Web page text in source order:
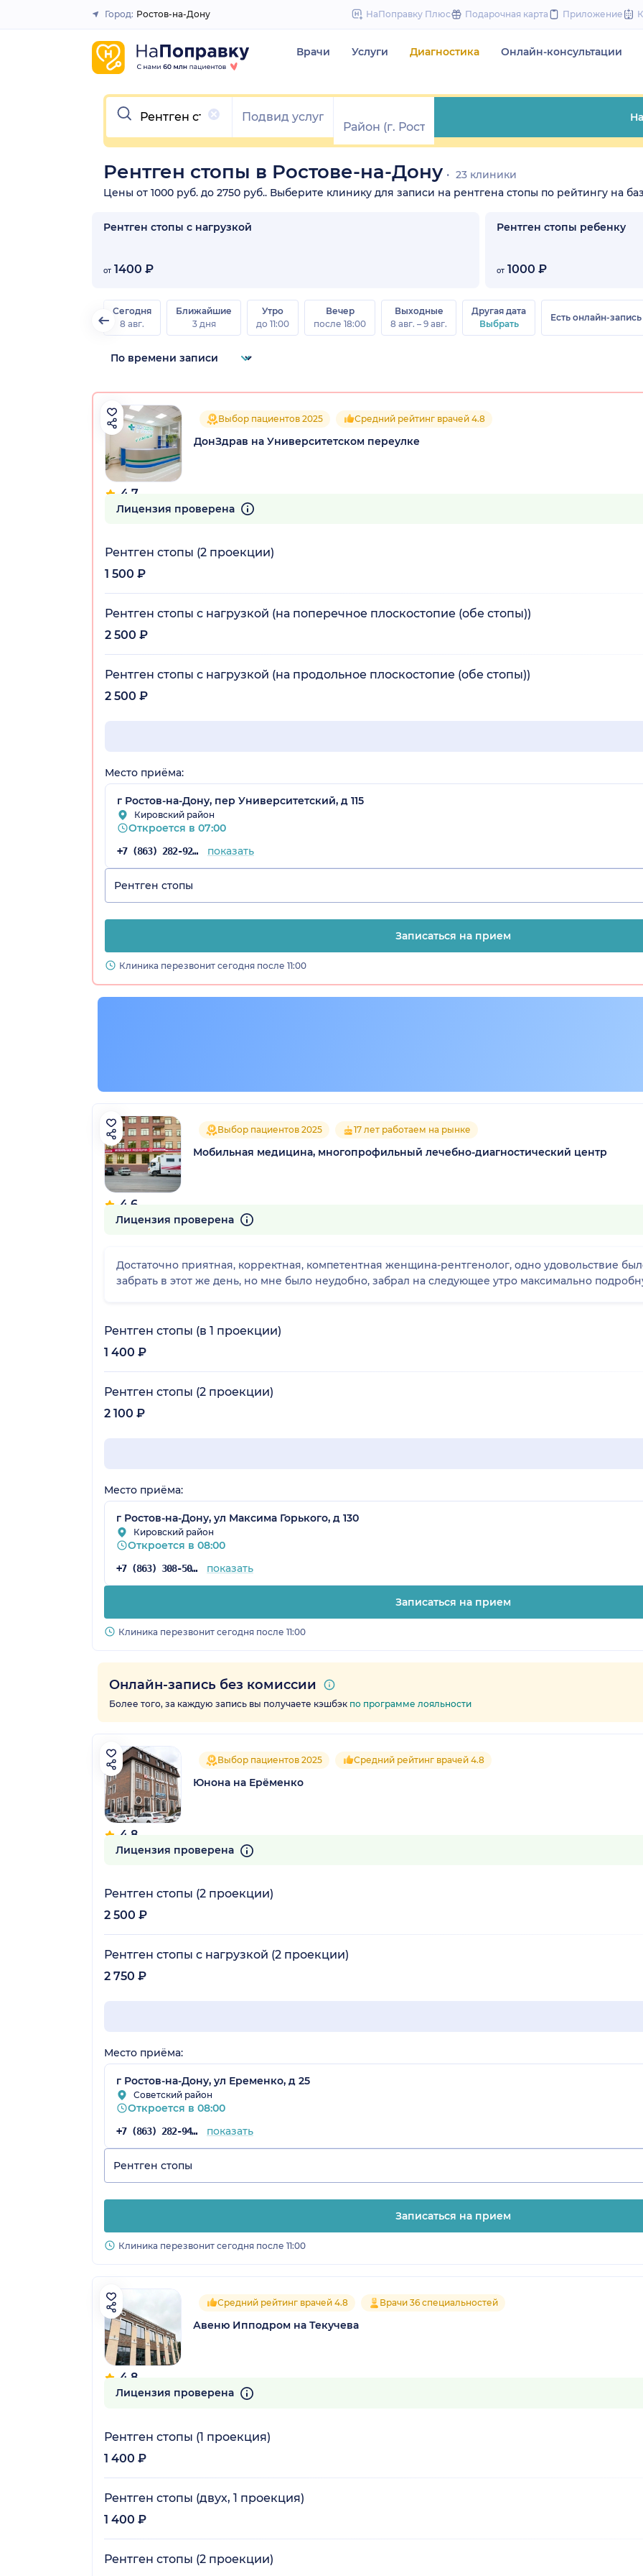
to
Закрыть
Город: Ростов-на-Дону НаПоправку Плюс Подарочная карта Приложение
Врачи Услуги Диагностика Онлайн-консультации
Очистить
Рентген стопы в Ростове-на-Дону
23 клиники
Цены от 1000 руб. до 2750 руб.. Выберите клинику для записи на рентгена стопы по рейтингу на
Рентген стопы с нагрузкой
от 1400 ₽
Рентген стопы ребенку
от 1000 ₽
Сегодня
8 авг.
Ближайшие
3 дня
Утро
до 11:00
Вечер
после 18:00
Выходные
8 авг. – 9 авг.
Другая дата
Выбрать
Есть онлайн-запись
4.7
559 отзывов
Выбор пациентов 2025 Средний рейтинг врачей 4.8
ДонЗдрав на Университетском переулке
Лицензия проверена
Рентген стопы (2 проекции)
1 500 ₽
Рентген стопы с нагрузкой (на поперечное плоскостопие (обе стопы))
2 500 ₽
Рентген стопы с нагрузкой (на продольное плоскостопие (обе стопы))
2 500 ₽
Место приёма:
г Ростов-на-Дону, пер Университетский, д 115
Кировский район
Откроется в 07:00
+7 (863) 282-92-97 показать
Рентген стопы
Записаться на прием
Клиника перезвонит сегодня после 11:00
4.6
112 отзывов
Выбор пациентов 2025 17 лет работаем на рынке
Мобильная медицина, многопрофильный лечебно-диагностический центр
Лицензия проверена
Достаточно приятная, корректная, компетентная женщина-рентгенолог, одно удовольствие
забрать в этот же день, но мне было неудобно, забрал на следующее утро максимально
Рентген стопы (в 1 проекции)
1 400 ₽
Рентген стопы (2 проекции)
2 100 ₽
Место приёма:
г Ростов-на-Дону, ул Максима Горького, д 130
Кировский район
Откроется в 08:00
+7 (863) 308-50-39 показать
Записаться на прием
Клиника перезвонит сегодня после 11:00
Онлайн-запись без комиссии
Более того, за каждую запись вы получаете кэшбэк по программе лояльности
4.8
174 отзыва
Выбор пациентов 2025 Средний рейтинг врачей 4.8
Юнона на Ерёменко
Лицензия проверена
Рентген стопы (2 проекции)
2 500 ₽
Рентген стопы с нагрузкой (2 проекции)
2 750 ₽
Место приёма:
г Ростов-на-Дону, ул Еременко, д 25
Советский район
Откроется в 08:00
+7 (863) 282-94-42 показать
Рентген стопы
Записаться на прием
Клиника перезвонит сегодня после 11:00
4.8
26 отзывов
Средний рейтинг врачей 4.8 Врачи 36 специальностей
Авеню Ипподром на Текучева
Лицензия проверена
Рентген стопы (1 проекция)
1 400 ₽
Рентген стопы (двух, 1 проекция)
1 400 ₽
Рентген стопы (2 проекции)